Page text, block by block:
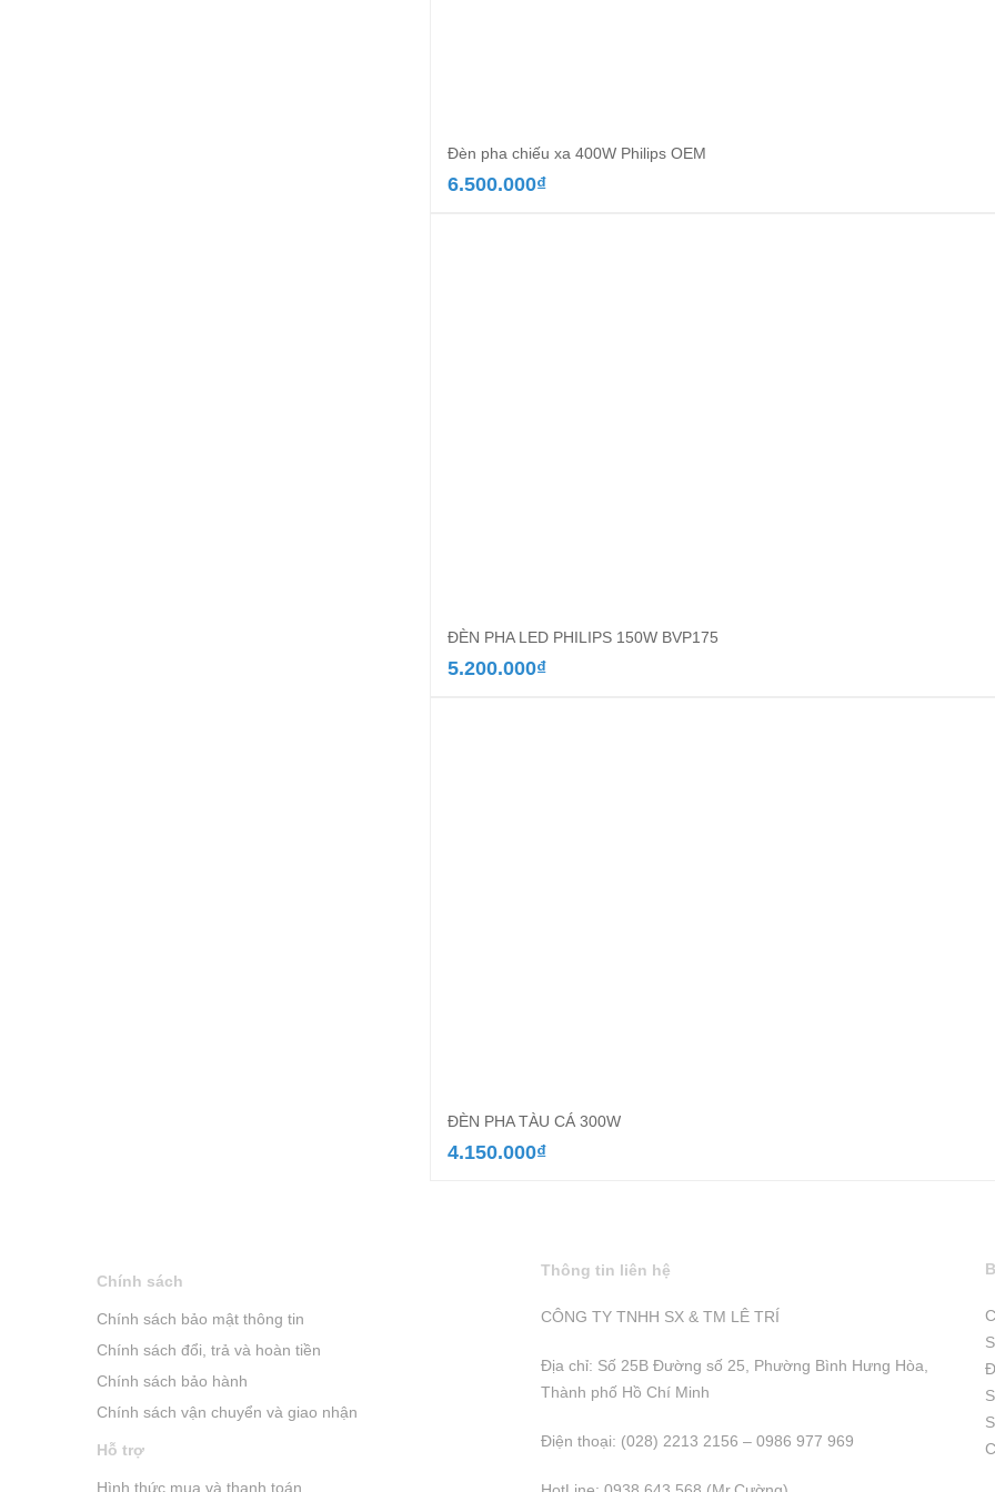
Đèn pha chiếu xa 400W Philips OEM
6.500.000₫
ĐÈN PHA LED PHILIPS 150W BVP175
5.200.000₫
ĐÈN PHA TÀU CÁ 300W
4.150.000₫
Chính sách
Chính sách bảo mật thông tin
Chính sách đổi, trả và hoàn tiền
Chính sách bảo hành
Chính sách vận chuyển và giao nhận
Hỗ trợ
Hình thức mua và thanh toán
Thông tin liên hệ
CÔNG TY TNHH SX & TM LÊ TRÍ
Địa chỉ: Số 25B Đường số 25, Phường Bình Hưng Hòa,
Thành phố Hồ Chí Minh
Điện thoại: (028) 2213 2156 – 0986 977 969